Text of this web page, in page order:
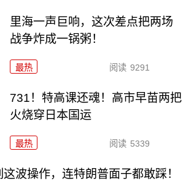
里海一声巨响，这次差点把两场
战争炸成一锅粥！
最热 阅读 9291
731！特高课还魂！高市早苗两把
火烧穿日本国运
最热 阅读 5339
波操作，连特朗普面子都敢踩！